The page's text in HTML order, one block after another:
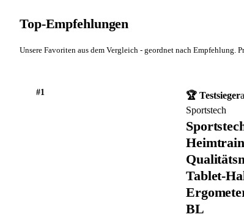
Top-Empfehlungen
Unsere Favoriten aus dem Vergleich - geordnet nach Empfehlung.
#1 🏆 Testsieger
Sportstech
Tablet-
BL